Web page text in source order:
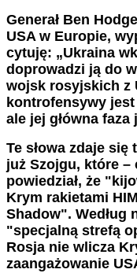
Generał Ben
USA w Europie,
cytuję: „Ukraina
doprowadzi ją do
wojsk rosyjskich z
kontrofensywy
ale jej główna faza
Te słowa zdaje
już Szojgu, które –
powiedział, że
Krym rakietami
Shadow". Według
"specjalną strefą
Rosja nie wlicza
zaangażowanie